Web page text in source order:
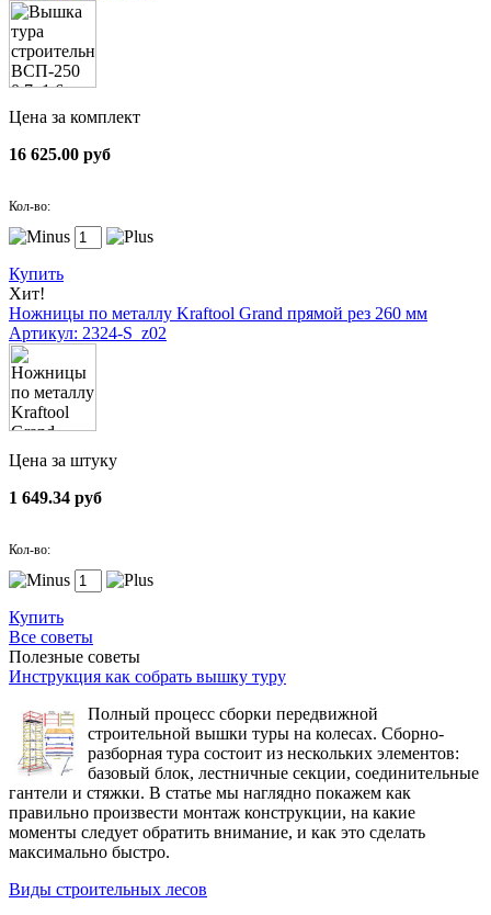
Цена за комплект
16 625.00 руб
Кол-во:
Купить
Хит!
Ножницы по металлу Kraftool Grand прямой рез 260 мм
Артикул: 2324-S_z02
Цена за штуку
1 649.34 руб
Кол-во:
Купить
Все советы
Полезные советы
Инструкция как собрать вышку туру
Полный процесс сборки передвижной
строительной вышки туры на колесах. Сборно-
разборная тура состоит из нескольких элементов:
базовый блок, лестничные секции, соединительные
гантели и стяжки. В статье мы наглядно покажем как
правильно произвести монтаж конструкции, на какие
моменты следует обратить внимание, и как это сделать
максимально быстро.
Виды строительных лесов